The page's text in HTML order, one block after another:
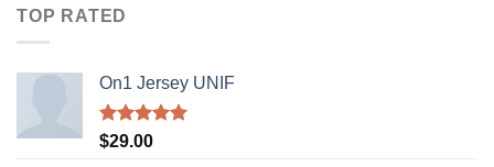
TOP RATED
On1 Jersey UNIF
Rated5.00
$29.00